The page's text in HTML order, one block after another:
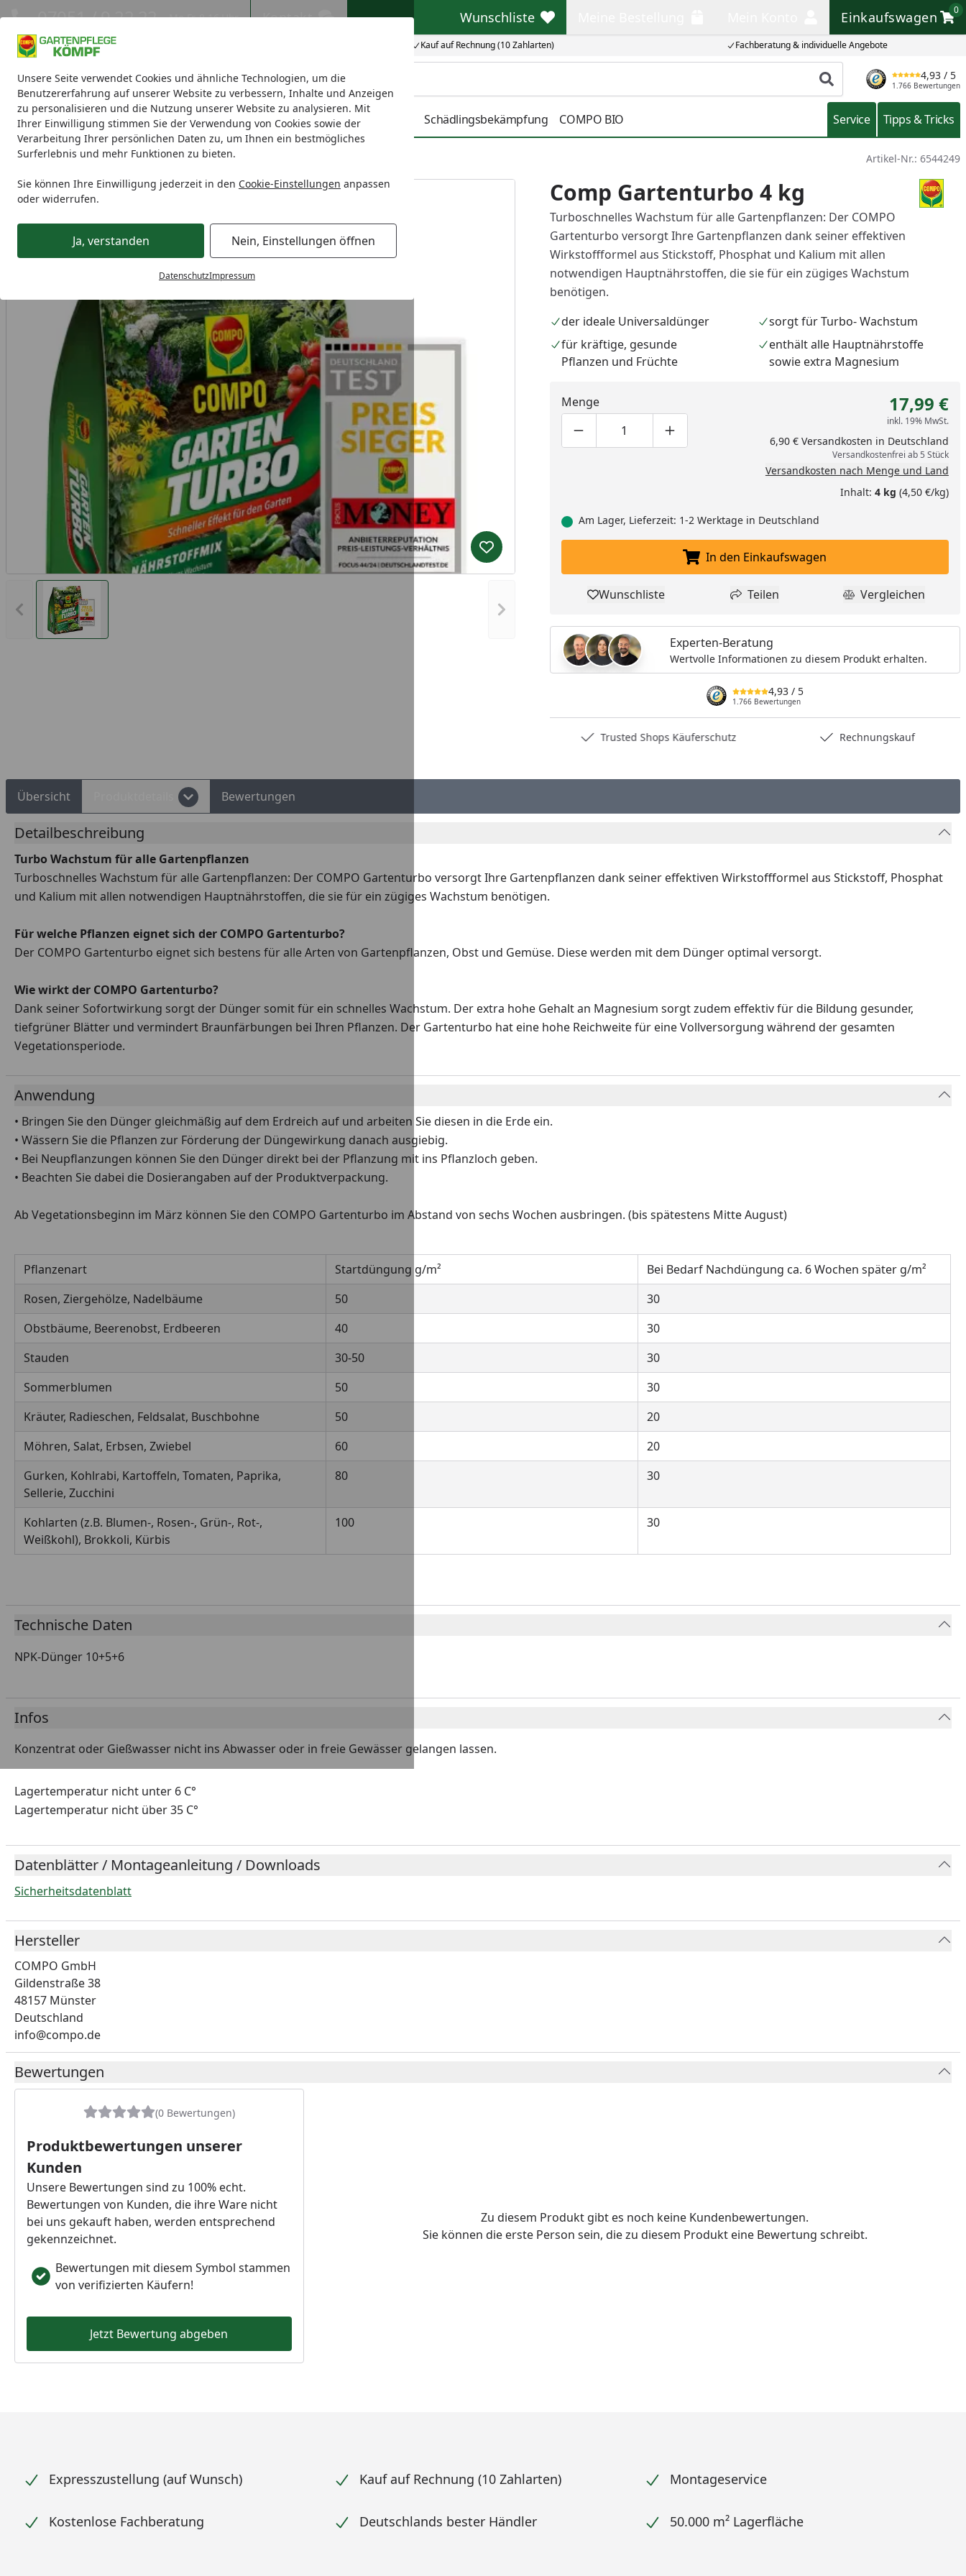
Unsere Seite verwendet Cookies und ähnliche Technologien, um die
Benutzererfahrung auf unserer Website zu verbessern, Inhalte und Anzeigen
zu personalisieren und die Nutzung unserer Website zu analysieren. Mit
Ihrer Einwilligung stimmen Sie der Verwendung von Cookies sowie der
Verarbeitung Ihrer persönlichen Daten zu, um Ihnen ein bestmögliches
Surferlebnis und mehr Funktionen zu bieten.
Sie können Ihre Einwilligung jederzeit in den Cookie-Einstellungen anpassen
oder widerrufen.
Ja, verstanden Nein, Einstellungen öffnen
DatenschutzImpressum
Eigene Montage-Teams Kauf auf Rechnung (10 Zahlarten) Fachberatung & individuelle Angebote
07051 / 9 22 22 Mo-Fr. 8-16 Uhr Kontakt Wunschliste
Wunschliste Einkaufswagen
0
Einkaufswagen
Produkt suchen
4,93 / 5
1.766 Bewertungen
Blumenerde Blumenpflege Rasenpflege Gartendünger Pflanzenschutz Schädlingsbekämpfung COMPO BIO Service Tipps & Tricks
Gartendünger Spezialdünger Comp Gartenturbo 4 kg Artikel-Nr.: 6544249
Vorheriges Bild anzeigen Nächstes Bild anzeigen
Produkt zur Wunschliste hinzufügen
Comp Gartenturbo 4 kg
Turboschnelles Wachstum für alle Gartenpflanzen: Der COMPO
Gartenturbo versorgt Ihre Gartenpflanzen dank seiner effektiven
Wirkstoffformel aus Stickstoff, Phosphat und Kalium mit allen
notwendigen Hauptnährstoffen, die sie für ein zügiges Wachstum
benötigen.
der ideale Universaldünger
sorgt für Turbo- Wachstum
für kräftige, gesunde
Pflanzen und Früchte
enthält alle Hauptnährstoffe
sowie extra Magnesium
Menge
Produktmenge um eins verringern
Produktmenge manuell eingeben
Produktmenge um eins erhöhen
17,99 €
inkl. 19% MwSt.
6,90 € Versandkosten in Deutschland
Versandkostenfrei ab 5 Stück
Versandkosten nach Menge und Land
Inhalt: 4 kg (4,50 €/kg)
Am Lager, Lieferzeit: 1-2 Werktage in Deutschland
In den Einkaufswagen legen
In den Einkaufswagen
Produkt zur Wunschliste hinzufügen
Wunschliste Teilen
Teilen Produkt
Vergleichen
Experten-Beratung
Wertvolle Informationen zu diesem Produkt erhalten.
4,93 / 5
1.766 Bewertungen
Trusted Shops Käuferschutz Rechnungskauf
Übersicht Bewertungen
Detailbeschreibung
Turbo Wachstum für alle Gartenpflanzen
Turboschnelles Wachstum für alle Gartenpflanzen: Der COMPO Gartenturbo versorgt Ihre Gartenpflanzen dank seiner effektiven Wirkstoffformel aus Stickstoff, Phosphat
und Kalium mit allen notwendigen Hauptnährstoffen, die sie für ein zügiges Wachstum benötigen.
Für welche Pflanzen eignet sich der COMPO Gartenturbo?
Der COMPO Gartenturbo eignet sich bestens für alle Arten von Gartenpflanzen, Obst und Gemüse. Diese werden mit dem Dünger optimal versorgt.
Wie wirkt der COMPO Gartenturbo?
Dank seiner Sofortwirkung sorgt der Dünger somit für ein schnelles Wachstum. Der extra hohe Gehalt an Magnesium sorgt zudem effektiv für die Bildung gesunder,
tiefgrüner Blätter und vermindert Braunfärbungen bei Ihren Pflanzen. Der Gartenturbo hat eine hohe Reichweite für eine Vollversorgung während der gesamten
Vegetationsperiode.
Anwendung
• Bringen Sie den Dünger gleichmäßig auf dem Erdreich auf und arbeiten Sie diesen in die Erde ein.
• Wässern Sie die Pflanzen zur Förderung der Düngewirkung danach ausgiebig.
• Bei Neupflanzungen können Sie den Dünger direkt bei der Pflanzung mit ins Pflanzloch geben.
• Beachten Sie dabei die Dosierangaben auf der Produktverpackung.
Ab Vegetationsbeginn im März können Sie den COMPO Gartenturbo im Abstand von sechs Wochen ausbringen. (bis spätestens Mitte August)
Pflanzenart Startdüngung g/m²
Bei Bedarf Nachdüngung ca. 6 Wochen später g/m²
Rosen, Ziergehölze, Nadelbäume
50
30
Obstbäume, Beerenobst, Erdbeeren
40
30
Stauden
30-50
30
Sommerblumen
50
30
Kräuter, Radieschen, Feldsalat, Buschbohne
50
20
Möhren, Salat, Erbsen, Zwiebel
60
20
Gurken, Kohlrabi, Kartoffeln, Tomaten, Paprika,
Sellerie, Zucchini
80 30
Kohlarten (z.B. Blumen-, Rosen-, Grün-, Rot-,
Weißkohl), Brokkoli, Kürbis
100 30
Technische Daten
NPK-Dünger 10+5+6
Infos
Konzentrat oder Gießwasser nicht ins Abwasser oder in freie Gewässer gelangen lassen.
Lagertemperatur nicht unter 6 C°
Lagertemperatur nicht über 35 C°
Datenblätter / Montageanleitung / Downloads
Sicherheitsdatenblatt
Hersteller
COMPO GmbH
Gildenstraße 38
48157 Münster
Deutschland
info@compo.de
Bewertungen
(0 Bewertungen)
Produktbewertungen unserer
Kunden
Unsere Bewertungen sind zu 100% echt.
Bewertungen von Kunden, die ihre Ware nicht
bei uns gekauft haben, werden entsprechend
gekennzeichnet.
Bewertungen mit diesem Symbol stammen
von verifizierten Käufern!
Jetzt Bewertung abgeben
Zu diesem Produkt gibt es noch keine Kundenbewertungen.
Sie können die erste Person sein, die zu diesem Produkt eine Bewertung schreibt.
Expresszustellung (auf Wunsch) Kauf auf Rechnung (10 Zahlarten) Montageservice
Kostenlose Fachberatung Deutschlands bester Händler 50.000 m² Lagerfläche